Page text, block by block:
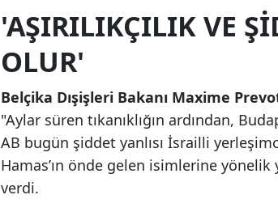
'AŞIRILIKÇILIK VE
OLUR'
Belçika Dışişleri Bakanı Maxime
"Aylar süren tıkanıklığın ardından,
AB bugün şiddet yanlısı İsrailli
Hamas’ın önde gelen isimlerine
verdi.